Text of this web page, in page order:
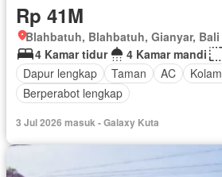
Rp 41M
Blahbatuh, Blahbatuh, Gianyar, Bali
4 Kamar tidur
4 Kamar mandi
Dapur lengkap
Taman AC
Berperabot lengkap
3 Jul 2026 masuk - Galaxy Kuta